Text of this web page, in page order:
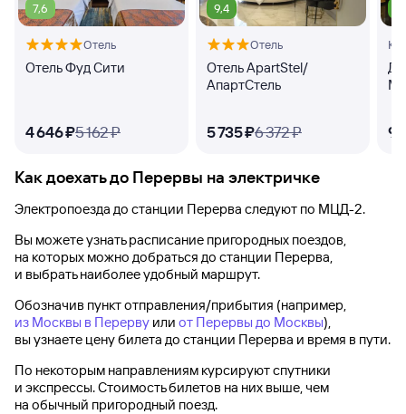
7,6
Отель
Отель Фуд Сити
4 ⁠646 ⁠₽5 ⁠162 ⁠₽
9,4
Отель
Отель ApartStel/
АпартСтель
5 ⁠735 ⁠₽6 ⁠372 ⁠₽ 9
Как доехать до Перервы на электричке
Электропоезда до станции Перерва следуют по МЦД-2.
Вы можете узнать расписание пригородных поездов,
на которых можно добраться до станции Перерва,
и выбрать наиболее удобный маршрут.
Обозначив пункт отправления/прибытия (например,
из Москвы в Перерву или от Перервы до Москвы),
вы узнаете цену билета до станции Перерва и время в пути.
По некоторым направлениям курсируют спутники
и экспрессы. Стоимость билетов на них выше, чем
на обычный пригородный поезд.